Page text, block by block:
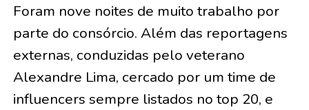
Foram nove noites de muito trabalho por
parte do consórcio. Além das reportagens
externas, conduzidas pelo veterano
Alexandre Lima, cercado por um time de
influencers sempre listados no top 20, e